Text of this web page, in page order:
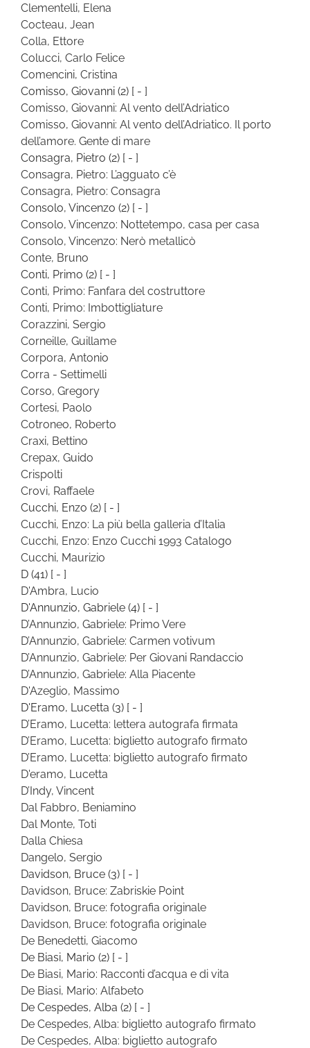
Clementelli, Elena
Cocteau, Jean
Colla, Ettore
Colucci, Carlo Felice
Comencini, Cristina
Comisso, Giovanni (2) [ - ]
Comisso, Giovanni: Al vento dell’Adriatico
Comisso, Giovanni: Al vento dell’Adriatico. Il porto
dell’amore. Gente di mare
Consagra, Pietro (2) [ - ]
Consagra, Pietro: L’agguato c’è
Consagra, Pietro: Consagra
Consolo, Vincenzo (2) [ - ]
Consolo, Vincenzo: Nottetempo, casa per casa
Consolo, Vincenzo: Nerò metallicò
Conte, Bruno
Conti, Primo (2) [ - ]
Conti, Primo: Fanfara del costruttore
Conti, Primo: Imbottigliature
Corazzini, Sergio
Corneille, Guillame
Corpora, Antonio
Corra - Settimelli
Corso, Gregory
Cortesi, Paolo
Cotroneo, Roberto
Craxi, Bettino
Crepax, Guido
Crispolti
Crovi, Raffaele
Cucchi, Enzo (2) [ - ]
Cucchi, Enzo: La più bella galleria d’Italia
Cucchi, Enzo: Enzo Cucchi 1993 Catalogo
Cucchi, Maurizio
D (41) [ - ]
D'Ambra, Lucio
D'Annunzio, Gabriele (4) [ - ]
D’Annunzio, Gabriele: Primo Vere
D’Annunzio, Gabriele: Carmen votivum
D’Annunzio, Gabriele: Per Giovani Randaccio
D’Annunzio, Gabriele: Alla Piacente
D'Azeglio, Massimo
D'Eramo, Lucetta (3) [ - ]
D’Eramo, Lucetta: lettera autografa firmata
D’Eramo, Lucetta: biglietto autografo firmato
D’Eramo, Lucetta: biglietto autografo firmato
D'eramo, Lucetta
D’Indy, Vincent
Dal Fabbro, Beniamino
Dal Monte, Toti
Dalla Chiesa
Dangelo, Sergio
Davidson, Bruce (3) [ - ]
Davidson, Bruce: Zabriskie Point
Davidson, Bruce: fotografia originale
Davidson, Bruce: fotografia originale
De Benedetti, Giacomo
De Biasi, Mario (2) [ - ]
De Biasi, Mario: Racconti d’acqua e di vita
De Biasi, Mario: Alfabeto
De Cespedes, Alba (2) [ - ]
De Cespedes, Alba: biglietto autografo firmato
De Cespedes, Alba: biglietto autografo